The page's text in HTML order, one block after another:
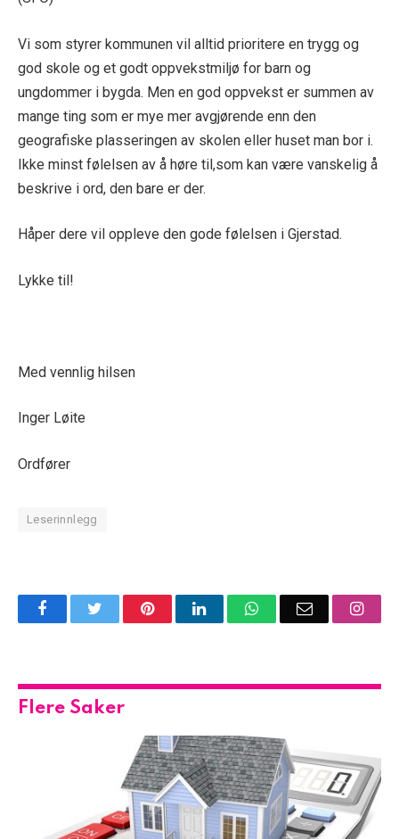
Vi som styrer kommunen vil alltid prioritere en trygg og
god skole og et godt oppvekstmiljø for barn og
ungdommer i bygda. Men en god oppvekst er summen av
mange ting som er mye mer avgjørende enn den
geografiske plasseringen av skolen eller huset man bor i.
Ikke minst følelsen av å høre til,som kan være vanskelig å
beskrive i ord, den bare er der.
Håper dere vil oppleve den gode følelsen i Gjerstad.
Lykke til!
Med vennlig hilsen
Inger Løite
Ordfører
Leserinnlegg
FacebookTwitter PinterestLinkedInWhatsAppEmail
Flere Saker